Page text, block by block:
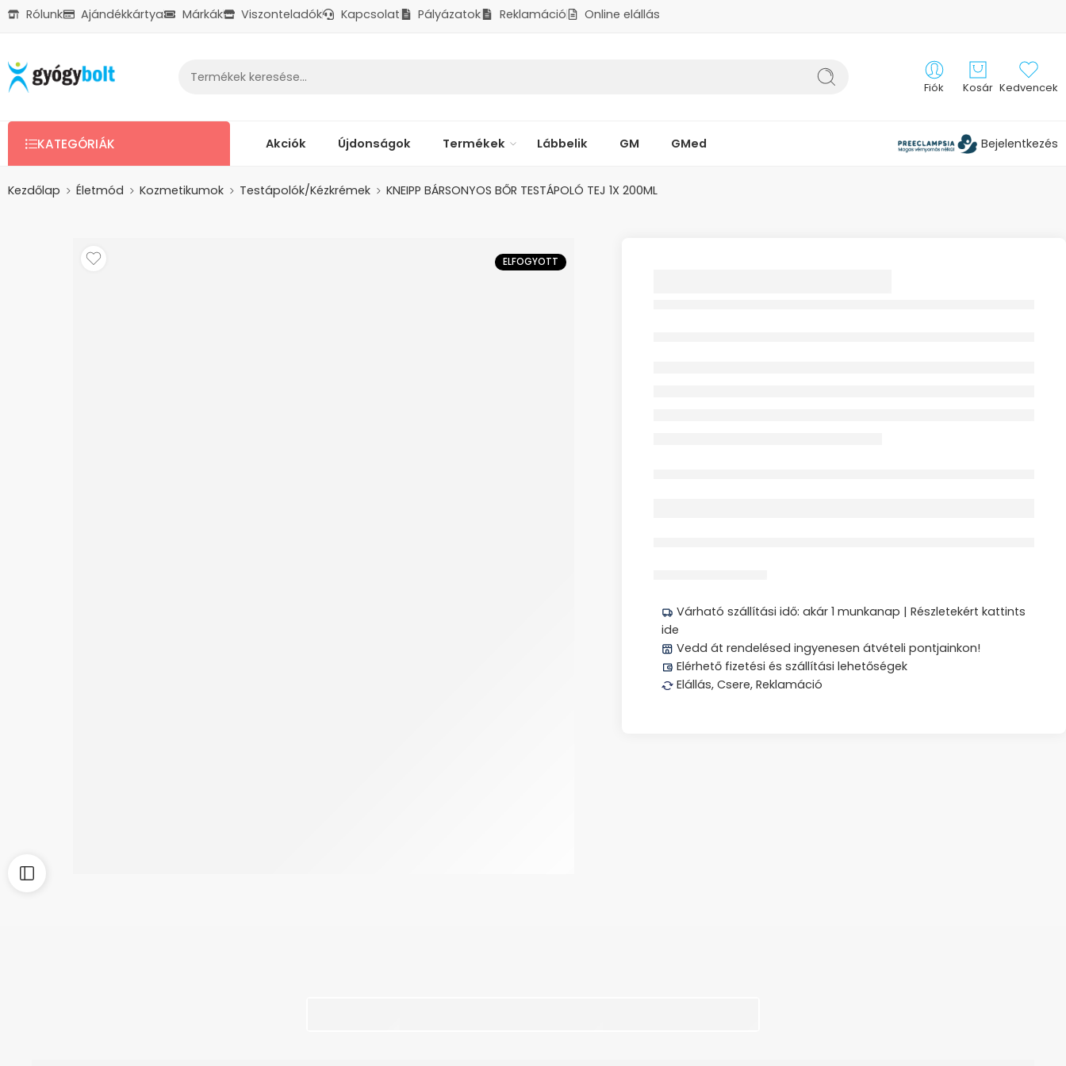
Rólunk Ajándékkártya Márkák Viszonteladók Kapcsolat Pályázatok Reklamáció
Online elállás
Fiók Kosár Kedvencek
KATEGÓRIÁK Akciók Újdonságok Termékek Lábbelik GM GMed Bejelentkezés
Kezdőlap Életmód Kozmetikumok Testápolók/Kézkrémek KNEIPP BÁRSONYOS BŐR TESTÁPOLÓ TEJ 1X 200ML
ELFOGYOTT
Várható szállítási idő: akár 1 munkanap | Részletekért kattints
ide
Vedd át rendelésed ingyenesen átvételi pontjainkon!
Elérhető fizetési és szállítási lehetőségek
Elállás, Csere, Reklamáció